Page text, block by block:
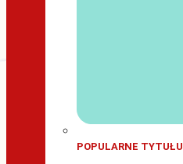
POPULARNE TYTUŁU